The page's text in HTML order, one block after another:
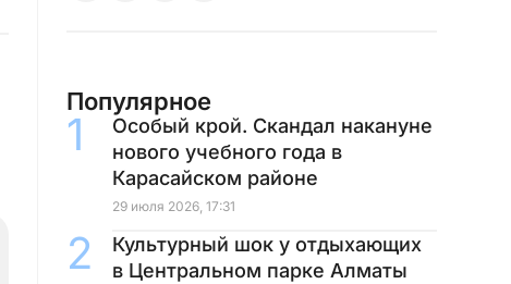
Популярное
Особый крой. Скандал накануне
нового учебного года в
Карасайском районе
29 июля 2026, 17:31
Культурный шок у отдыхающих
в Центральном парке Алматы